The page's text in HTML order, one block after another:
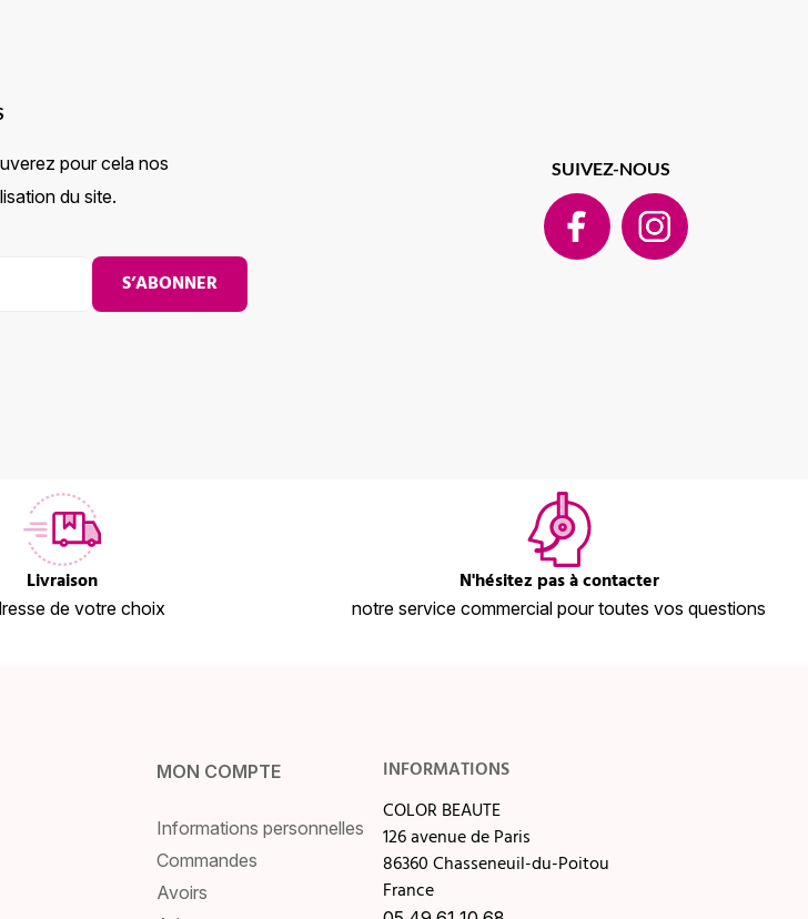
pour cela nos
du site.
S’ABONNER
SUIVEZ-NOUS
Livraison
de votre choix
N'hésitez pas à contacter
notre service commercial pour toutes vos questions
MON COMPTE
Informations personnelles
Commandes
Avoirs
INFORMATIONS
COLOR BEAUTE
126 avenue de Paris
86360 Chasseneuil-du-Poitou
France